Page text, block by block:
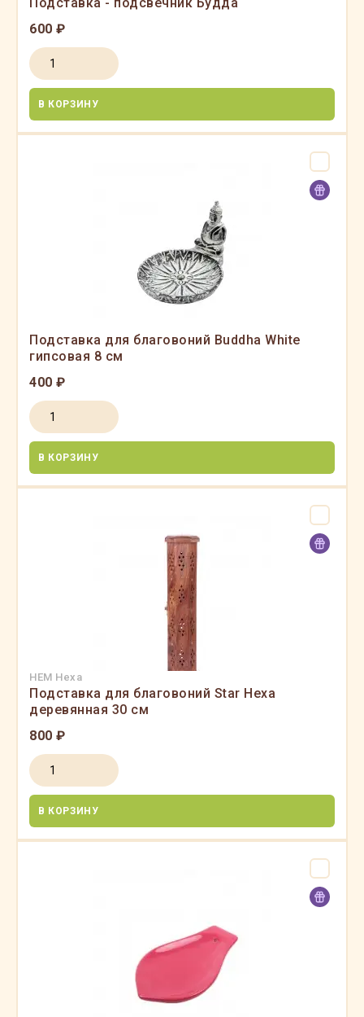
600 ₽
В КОРЗИНУ
Подставка для благовоний Buddha White
гипсовая 8 см
400 ₽
В КОРЗИНУ
HEM Hexa
Подставка для благовоний Star Hexa
деревянная 30 см
800 ₽
В КОРЗИНУ